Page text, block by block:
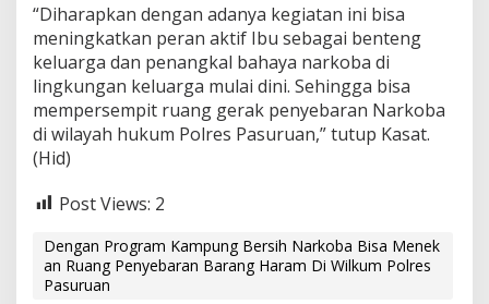
“Diharapkan dengan adanya kegiatan ini bisa
meningkatkan peran aktif Ibu sebagai benteng
keluarga dan penangkal bahaya narkoba di
lingkungan keluarga mulai dini. Sehingga bisa
mempersempit ruang gerak penyebaran Narkoba
di wilayah hukum Polres Pasuruan,” tutup Kasat.
(Hid)
Post Views: 2
Dengan Program Kampung Bersih Narkoba Bisa Menek
an Ruang Penyebaran Barang Haram Di Wilkum Polres
Pasuruan